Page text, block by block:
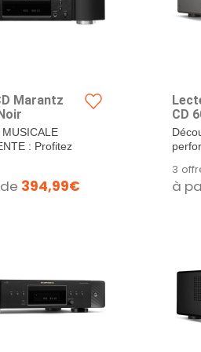
Marantz
MUSICALE
: Profitez
résolution via
WAV,
394,99€
CD
3
à